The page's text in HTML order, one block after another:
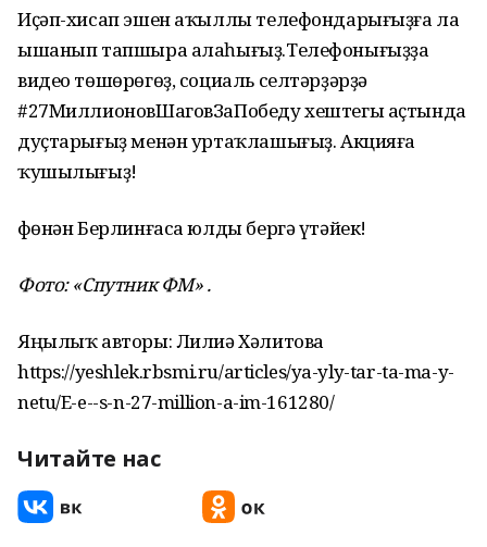
Иҫәп-хисап эшен аҡыллы телефондарығыҙға ла
ышанып тапшыра алаһығыҙ.Телефонығыҙҙа
видео төшөрөгөҙ, социаль селтәрҙәрҙә
#27МиллионовШаговЗаПобеду хештегы аҫтында
дуҫтарығыҙ менән уртаҡлашығыҙ. Акцияға
ҡушылығыҙ!
Өфөнән Берлинғаса юлды бергә үтәйек!
Фото: «Спутник ФМ» .
Яңылыҡ авторы: Лилиә Хәлитова
https://yeshlek.rbsmi.ru/articles/ya-yly-tar-ta-ma-y-
netu/E-e--s-n-27-million-a-im-161280/
Читайте нас